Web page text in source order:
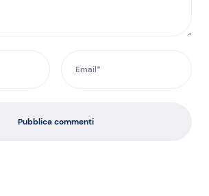
Pubblica commenti